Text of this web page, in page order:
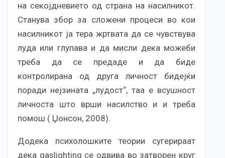
на секојдневието од страна на насилникот.
Станува збор за сложени процеси во кои
насилникот ја тера жртвата да се чувствува
луда или глупава и да мисли дека можеби
треба да се предаде и да биде
контролирана од друга личност бидејќи
поради нејзината „лудост“, таа е всушност
личноста што врши насилство и и треба
помош ( Џонсон, 2008).
Додека психолошките теории сугерираат
дека gaslighting се одвива во затворен круг